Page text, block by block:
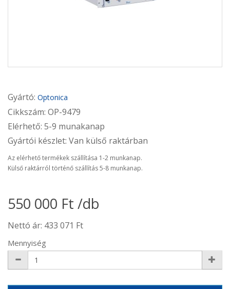
Gyártó: Optonica
Cikkszám: OP-9479
Elérhető: 5-9 munakanap
Gyártói készlet: Van külső raktárban
Az elérhető termékek szállítása 1-2 munkanap.
Külső raktárról történő szállítás 5-8 munkanap.
550 000 Ft /db
Nettó ár: 433 071 Ft
Mennyiség